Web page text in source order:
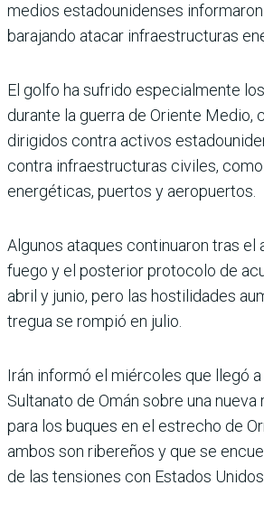
medios estadounidenses
barajando atacar infraestruc­turas
El golfo ha sufrido especial­mente
durante la guerra de Oriente Medio,
dirigidos contra activos
contra infraes­tructuras civiles,
energéticas, puertos y aeropuertos.
Algunos ataques continua­ron tras el
fuego y el posterior protocolo de
abril y junio, pero las hostilidades
tregua se rompió en julio.
Irán informó el miércoles que llegó a
Sul­tanato de Omán sobre una
para los buques en el estrecho de
ambos son ribereños y que se
de las tensiones con Estados